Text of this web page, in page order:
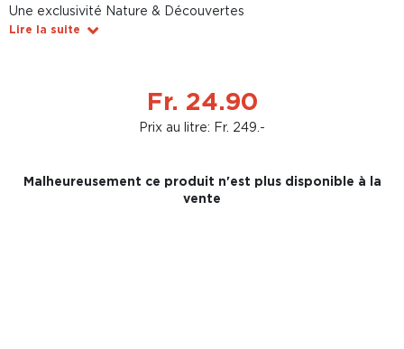
Une exclusivité Nature & Découvertes
Lire la suite
Fr. 24.90
Prix au litre: Fr. 249.-
Malheureusement ce produit n'est plus disponible à la
vente